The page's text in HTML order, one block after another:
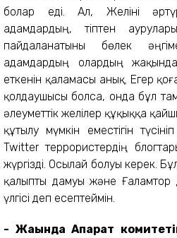
болар еді. Ал, Желіні
адамдардың, тіптен
пайдаланатыны бөлек
адамдардың олардың
еткенін қаламасы анық. Егер
қолдаушысы болса, онда бұл
әлеуметтік желілер құқыққа
құтылу мүмкін еместігін
Twitter террористердің
жүргізді. Осылай болуы керек.
қалыпты дамуы және Ғаламтор
үлгісі деп есептеймін.
- ЖақындаАқпарат комитет